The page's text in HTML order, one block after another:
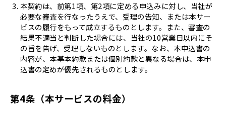
本契約は、前第1項、第2項に定める申込みに対し、当社が
必要な審査を行なったうえで、受理の告知、または本サー
ビスの履行をもって成立するものとします。また、審査の
結果不適当と判断した場合には、当社の10営業日以内にそ
の旨を告げ、受理しないものとします。なお、本申込書の
内容が、本基本約款または個別約款と異なる場合は、本申
込書の定めが優先されるものとします。
第4条（本サービスの料金）